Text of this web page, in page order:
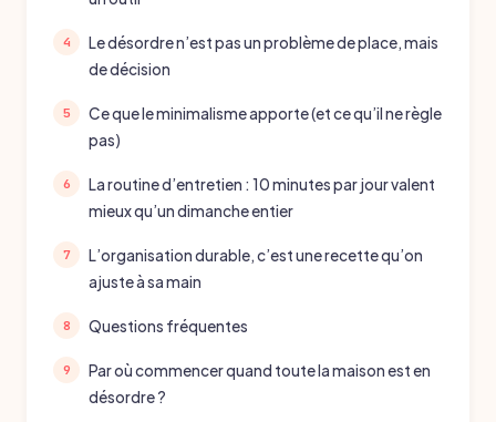
Le désordre n’est pas un problème de place, mais
de décision
Ce que le minimalisme apporte (et ce qu’il ne règle
pas)
La routine d’entretien : 10 minutes par jour valent
mieux qu’un dimanche entier
L’organisation durable, c’est une recette qu’on
ajuste à sa main
Questions fréquentes
Par où commencer quand toute la maison est en
désordre ?